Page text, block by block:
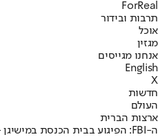
ForReal
תרבות ובידור
אוכל
מגזין
אנחנו מגייסים
English
X
חדשות
העולם
ארצות הברית
ה-FBI: הפיגוע בבית הכנסת במישיגן - בהשראת חיזבאללה